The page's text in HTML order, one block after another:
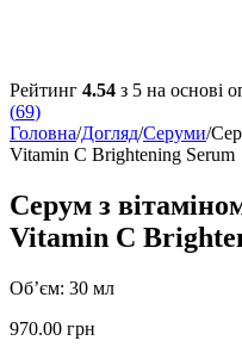
Рейтинг 4.54 з 5 на основі
(69)
Головна/Догляд/Серуми/
Vitamin C Brightening Serum
Cерум з
Vitamin C
Об’єм: 30 мл
970.00 грн